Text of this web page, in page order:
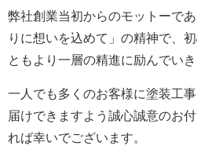
弊社創業当初からのモットーで
りに想いを込めて」の精神で、
ともより一層の精進に励んでいき
一人でも多くのお客様に塗装工
届けできますよう誠心誠意のお
れば幸いでございます。